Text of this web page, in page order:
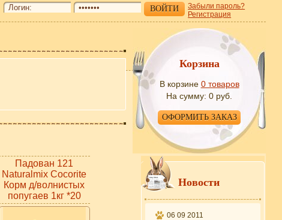
Забыли пароль?
Регистрация
Падован 121
Naturalmix Cocorite
Корм д/волнистых
попугаев 1кг *20
Корзина
В корзине 0 товаров
На сумму:0 руб.
ОФОРМИТЬ ЗАКАЗ
Новости
06 09 2011